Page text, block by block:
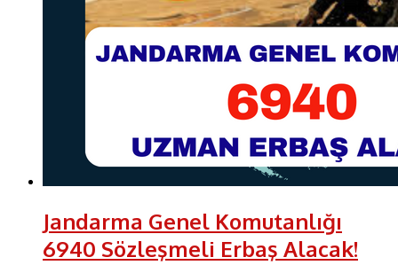
Jandarma Genel Komutanlığı
6940 Sözleşmeli Erbaş Alacak!